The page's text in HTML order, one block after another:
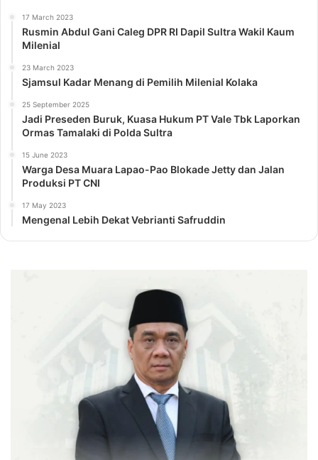
17 March 2023
Rusmin Abdul Gani Caleg DPR RI Dapil Sultra Wakil Kaum
Milenial
23 March 2023
Sjamsul Kadar Menang di Pemilih Milenial Kolaka
25 September 2025
Jadi Preseden Buruk, Kuasa Hukum PT Vale Tbk Laporkan
Ormas Tamalaki di Polda Sultra
15 June 2023
Warga Desa Muara Lapao-Pao Blokade Jetty dan Jalan
Produksi PT CNI
17 May 2023
Mengenal Lebih Dekat Vebrianti Safruddin